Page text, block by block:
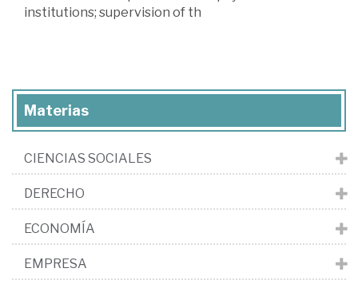
institutions; supervision of th
Materias
CIENCIAS SOCIALES
DERECHO
ECONOMÍA
EMPRESA